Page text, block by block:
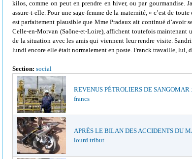
kilos, comme on peut en prendre en hiver, ou par gourmandise.
assure-t-elle. Pour une sage-femme de la maternité, « c’est de
est parfaitement plausible que Mme Pradaux ait continué d’avoir
Celle-en-Morvan (Saône-et-Loire), affichent toutefois maintenant
de la situation avec les amis qui viennent leur rendre visite.
lundi encore elle était normalement en poste. Franck travaille, lui,
Section: social
REVENUS PÉTROLIERS DE
francs
APRÈS LE BILAN DES ACCIDENTS DU
lourd tribut